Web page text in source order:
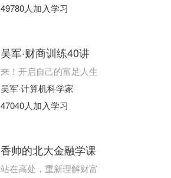
49780人加入学习
吴军·财商训练40讲
来！开启自己的富足人生
吴军·计算机科学家
47040人加入学习
香帅的北大金融学课
站在高处，重新理解财富